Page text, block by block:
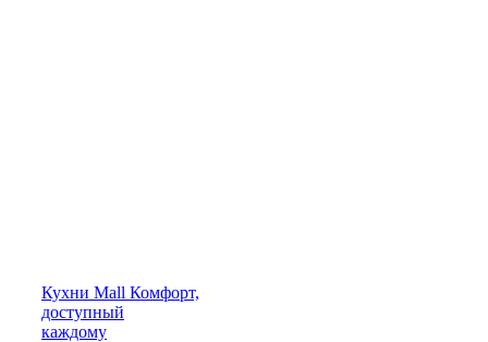
Кухни Mall Комфорт,
доступный
каждому